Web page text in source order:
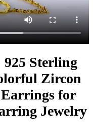
Sterling
Zircon
Earrings for
Jewelry